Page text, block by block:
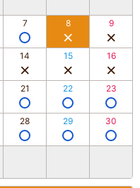
7 8 9
14 15 16
21 22 23
28 29 30